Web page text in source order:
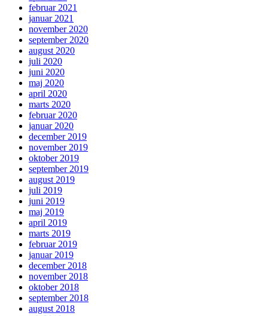
februar 2021
januar 2021
november 2020
september 2020
august 2020
juli 2020
juni 2020
maj 2020
april 2020
marts 2020
februar 2020
januar 2020
december 2019
november 2019
oktober 2019
september 2019
august 2019
juli 2019
juni 2019
maj 2019
april 2019
marts 2019
februar 2019
januar 2019
december 2018
november 2018
oktober 2018
september 2018
august 2018